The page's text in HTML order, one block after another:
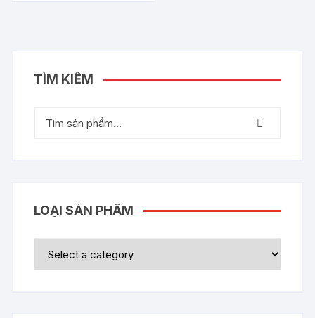
TÌM KIẾM
LOẠI SẢN PHẨM